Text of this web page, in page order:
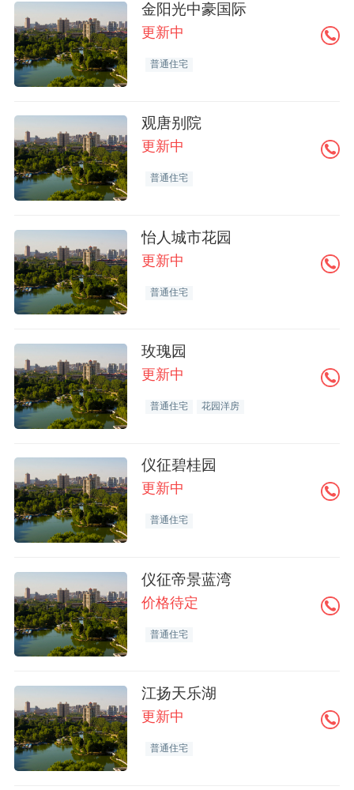
金阳光中豪国际
更新中
普通住宅
观唐别院
更新中
普通住宅
怡人城市花园
更新中
普通住宅
玫瑰园
更新中
普通住宅 花园洋房
仪征碧桂园
更新中
普通住宅
仪征帝景蓝湾
价格待定
普通住宅
江扬天乐湖
更新中
普通住宅